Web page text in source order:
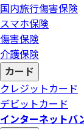
国内旅行傷害保険
スマホ保険
傷害保険
介護保険
カード
クレジットカード
デビットカード
インターネットバ